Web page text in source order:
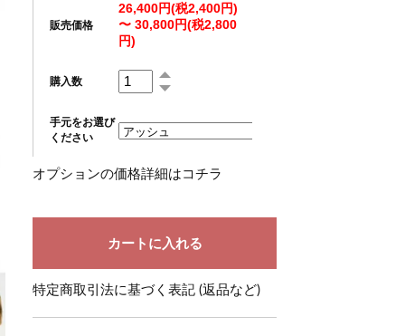
販売価格
26,400円(税2,400円)
〜 30,800円(税2,800
円)
購入数
手元をお選び
ください
オプションの価格詳細はコチラ
特定商取引法に基づく表記 (返品など)